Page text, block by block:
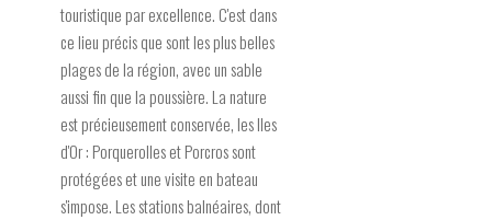
touristique par excellence. C'est dans
ce lieu précis que sont les plus belles
plages de la région, avec un sable
aussi fin que la poussière. La nature
est précieusement conservée, les Iles
d'Or : Porquerolles et Porcros sont
protégées et une visite en bateau
s'impose. Les stations balnéaires, dont